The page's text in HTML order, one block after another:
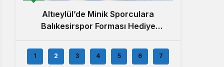
Altıeylül’de Minik Sporculara
Balıkesirspor Forması Hediye
Edildi
1 2 3 4 5 6 7